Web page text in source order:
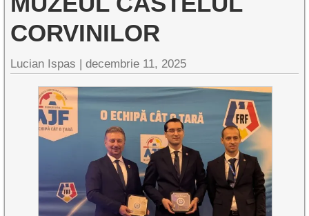
CORVINILOR
Lucian Ispas |decembrie 11, 2025